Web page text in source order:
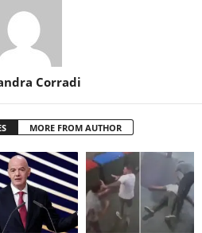
Corradi
MORE FROM AUTHOR